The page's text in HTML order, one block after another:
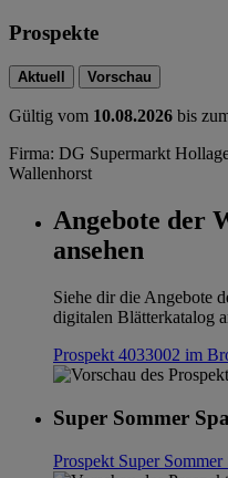
Prospekte
Aktuell Vorschau
Gültig vom 10.08.2026 bis
Firma: DG Supermarkt
Wallenhorst
Angebote der
ansehen
Siehe dir die Angebote
digitalen Blätterkatalog
Prospekt 4033002 im
Super Sommer
Prospekt Super